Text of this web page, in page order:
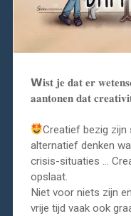
𝗪𝐢𝐬𝐭 𝐣𝐞 𝐝𝐚𝐭 𝐞𝐫
𝐚𝐚𝐧𝐭𝐨𝐧𝐞𝐧 𝐝𝐚𝐭
Creatief bezig zijn
alternatief denken
crisis-situaties …
opslaat. ⁣
⁣Niet voor niets zijn
vrije tijd vaak ook